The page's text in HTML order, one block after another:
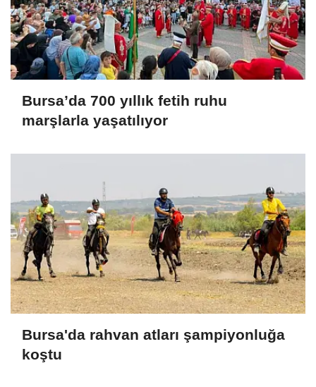
Bursa’da 700 yıllık fetih ruhu
marşlarla yaşatılıyor
Bursa'da rahvan atları şampiyonluğa
koştu